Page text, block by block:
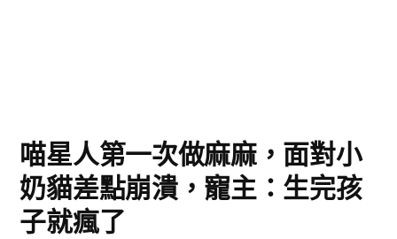
喵星人第一次做麻麻，面對小
奶貓差點崩潰，寵主：生完孩
子就瘋了